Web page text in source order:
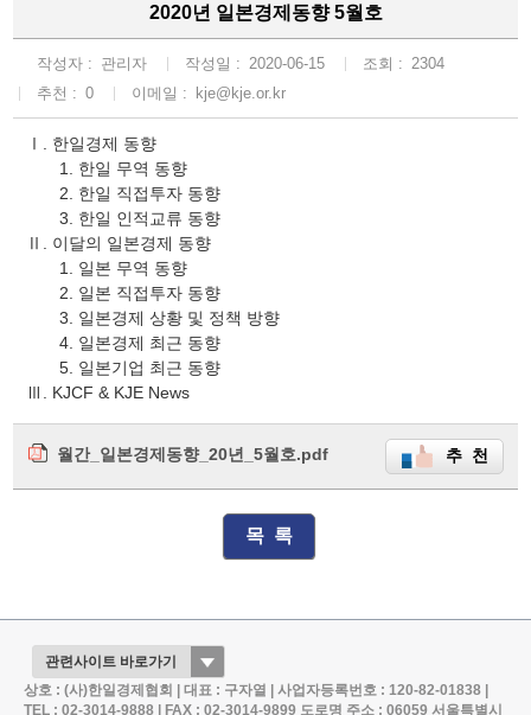
2020년 일본경제동향 5월호
작성자 : 관리자 작성일 : 2020-06-15 조회 : 2304
추천 : 0 이메일 : kje@kje.or.kr
Ⅰ. 한일경제 동향
1. 한일 무역 동향
2. 한일 직접투자 동향
3. 한일 인적교류 동향
Ⅱ. 이달의 일본경제 동향
1. 일본 무역 동향
2. 일본 직접투자 동향
3. 일본경제 상황 및 정책 방향
4. 일본경제 최근 동향
5. 일본기업 최근 동향
Ⅲ. KJCF & KJE News
월간_일본경제동향_20년_5월호.pdf 추 천
목 록
상호 : (사)한일경제협회 | 대표 : 구자열 | 사업자등록번호 : 120-82-01838 |
TEL : 02-3014-9888 | FAX : 02-3014-9899도로명 주소 : 06059 서울특별시